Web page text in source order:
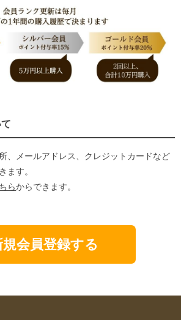
、メールアドレス、クレジットカードなど
ます。
らからできます。
規会員登録する